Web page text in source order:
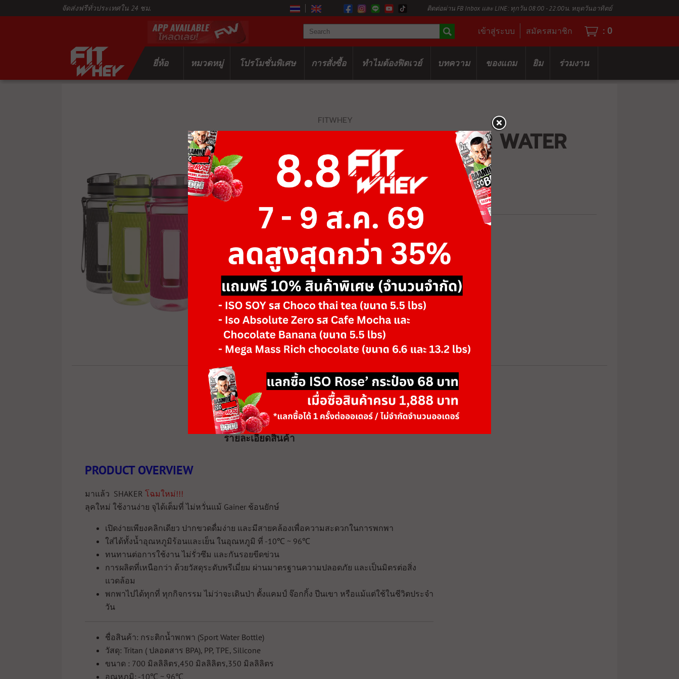
จัดส่งฟรีทั่วประเทศใน 24 ชม. ติดต่อผ่าน FB Inbox และ LINE: ทุกวัน 08:00 - 22:00น. หยุดวันอาทิตย์
เข้าสู่ระบบ สมัครสมาชิก : 0
ยี่ห้อ หมวดหมู่ โปรโมชั่นพิเศษ การสั่งซื้อ ทำไมต้องฟิตเวย์ บทความ ของแถม ยิม ร่วมงาน
FITWHEY
UZSPACE SHAKER WATER
BOTTLE
฿0
รายละเอียดสินค้า
รายละเอียดสินค้า
PRODUCT OVERVIEW
มาแล้ว SHAKER โฉมใหม่!!!
ลุคใหม่ ใช้งานง่าย จุได้เต็มที่ ไม่หวั่นแม้ Gainer ช้อนยักษ์
เปิดง่ายเพียงคลิกเดียว ปากขวดดื่มง่าย และมีสายคล้องเพื่อความสะดวกในการพกพา
ใส่ได้ทั้งน้ำอุณหภูมิร้อนและเย็น ในอุณหภูมิ ที่ -10℃ ~ 96℃
ทนทานต่อการใช้งาน ไม่รั่วซึม และกันรอยขีดข่วน
การผลิตที่เหนือกว่า ด้วยวัสดุระดับพรีเมี่ยม ผ่านมาตรฐานความปลอดภัย และเป็นมิตรต่อสิ่ง
แวดล้อม
พกพาไปได้ทุกที่ ทุกกิจกรรม ไม่ว่าจะเดินป่า ตั้งแคมป์ จ๊อกกิ้ง ปีนเขา หรือแม้แต่ใช้ในชีวิตประจำ
วัน
ชื่อสินค้า: กระติกน้ำพกพา (Sport Water Bottle)
วัสดุ: Tritan ( ปลอดสาร BPA), PP, TPE, Silicone
ขนาด : 700 มิลลิลิตร,450 มิลลิลิตร,350 มิลลิลิตร
อุณหภูมิ: -10℃ ~ 96℃